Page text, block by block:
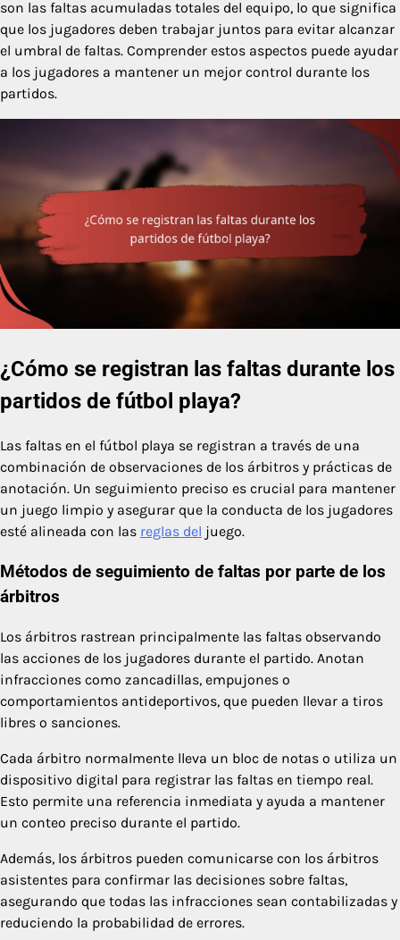
son las faltas acumuladas totales del equipo, lo que significa
que los jugadores deben trabajar juntos para evitar alcanzar
el umbral de faltas. Comprender estos aspectos puede ayudar
a los jugadores a mantener un mejor control durante los
partidos.
¿Cómo se registran las faltas durante los
partidos de fútbol playa?
Las faltas en el fútbol playa se registran a través de una
combinación de observaciones de los árbitros y prácticas de
anotación. Un seguimiento preciso es crucial para mantener
un juego limpio y asegurar que la conducta de los jugadores
esté alineada con las reglas del juego.
Métodos de seguimiento de faltas por parte de los
árbitros
Los árbitros rastrean principalmente las faltas observando
las acciones de los jugadores durante el partido. Anotan
infracciones como zancadillas, empujones o
comportamientos antideportivos, que pueden llevar a tiros
libres o sanciones.
Cada árbitro normalmente lleva un bloc de notas o utiliza un
dispositivo digital para registrar las faltas en tiempo real.
Esto permite una referencia inmediata y ayuda a mantener
un conteo preciso durante el partido.
Además, los árbitros pueden comunicarse con los árbitros
asistentes para confirmar las decisiones sobre faltas,
asegurando que todas las infracciones sean contabilizadas y
reduciendo la probabilidad de errores.